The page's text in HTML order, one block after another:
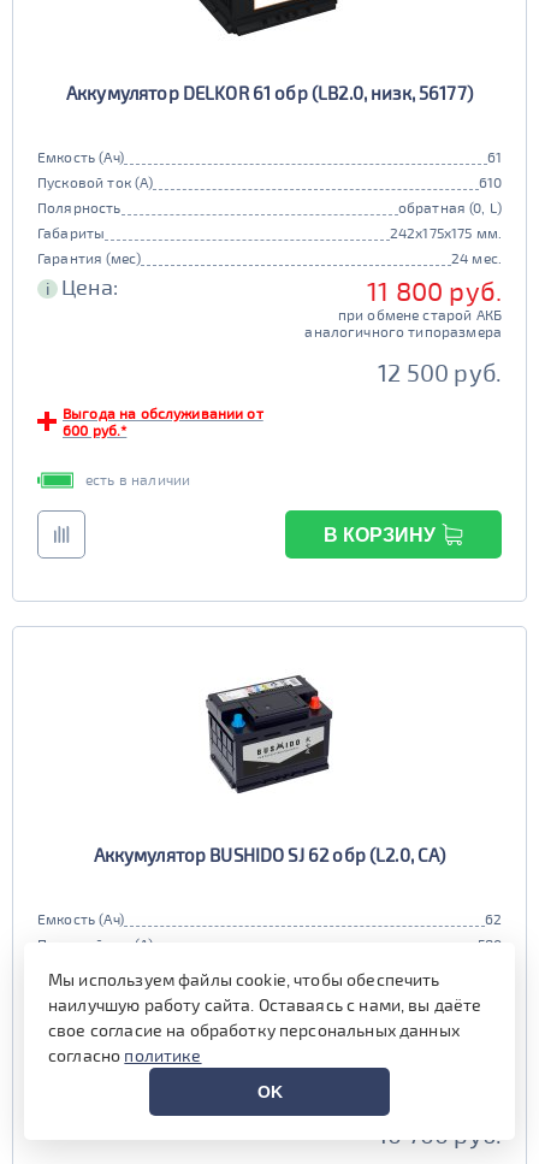
Аккумулятор DELKOR 61 обр (LB2.0, низк, 56177)
Емкость (Ач)
61
Пусковой ток (А)
610
Полярность
обратная (0, L)
Габариты
242x175x175 мм.
Гарантия (мес)
24 мес.
i Цена: 11 800 руб.
при обмене старой АКБ
аналогичного типоразмера
12 500 руб.
Выгода на обслуживании от
600 руб.*
есть в наличии
В КОРЗИНУ
Аккумулятор BUSHIDO SJ 62 обр (L2.0, CA)
Емкость (Ач)
62
Пусковой ток (А)
580
Гарантия (мес)
i Цена:
при обмене старой АКБ
10 700 руб.
Мы используем файлы cookie, чтобы обеспечить
наилучшую работу сайта. Оставаясь с нами, вы даёте
свое согласие на обработку персональных данных
согласно политике
OK